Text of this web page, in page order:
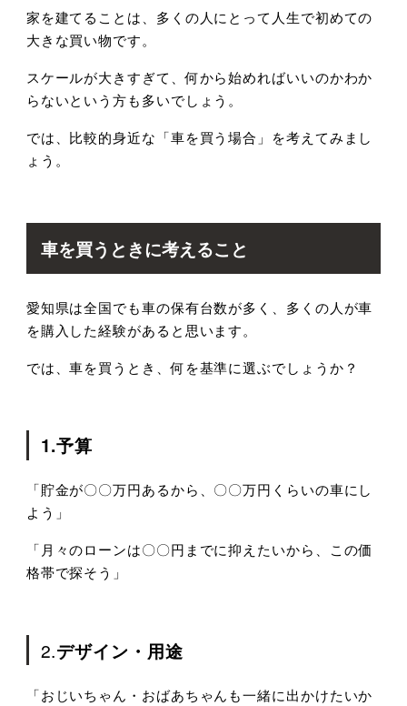
家を建てることは、多くの人にとって人生で初めての
大きな買い物です。
スケールが大きすぎて、何から始めればいいのかわか
らないという方も多いでしょう。
では、比較的身近な「車を買う場合」を考えてみまし
ょう。
車を買うときに考えること
愛知県は全国でも車の保有台数が多く、多くの人が車
を購入した経験があると思います。
では、車を買うとき、何を基準に選ぶでしょうか？
1.予算
「貯金が〇〇万円あるから、〇〇万円くらいの車にし
よう」
「月々のローンは〇〇円までに抑えたいから、この価
格帯で探そう」
2.デザイン・用途
「おじいちゃん・おばあちゃんも一緒に出かけたいか